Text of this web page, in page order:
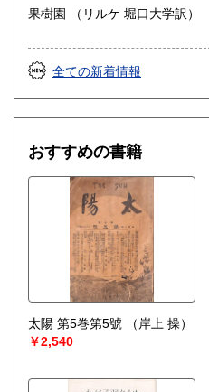
果樹園 （リルケ 堀口大学訳）
全ての新着情報
おすすめの書籍
太陽 第5巻第5號
（岸上 操）
￥2,540